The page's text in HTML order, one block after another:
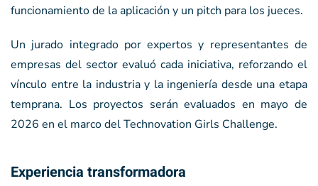
funcionamiento de la aplicación y un pitch para los jueces.
Un jurado integrado por expertos y representantes de
empresas del sector evaluó cada iniciativa, reforzando el
vínculo entre la industria y la ingeniería desde una etapa
temprana. Los proyectos serán evaluados en mayo de
2026 en el marco del Technovation Girls Challenge.
Experiencia transformadora